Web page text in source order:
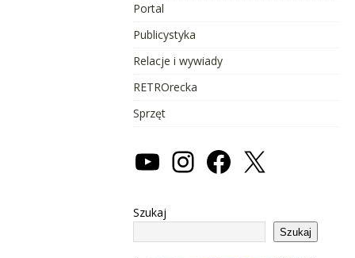
Portal
Publicystyka
Relacje i wywiady
RETROrecka
Sprzęt
Szukaj
Szukaj